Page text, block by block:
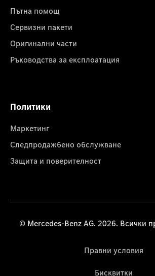
Пътна помощ
Сервизни пакети
Оригинални части
Ръководства за експлоатация
Политики
Маркетинг
Следпродажбено обслужване
Защита и поверителност
© Mercedes-Benz AG. 2026. Всички
Правни условия
Бисквитки